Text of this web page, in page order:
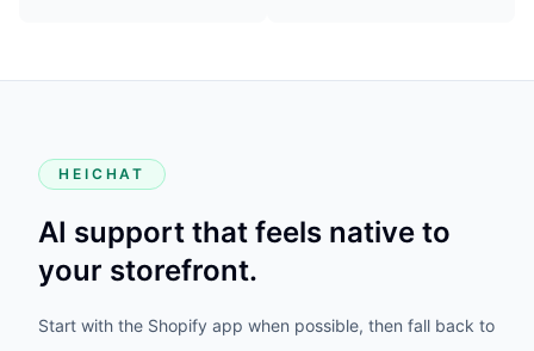
HEICHAT
AI support that feels native to
your storefront.
Start with the Shopify app when possible, then fall back to